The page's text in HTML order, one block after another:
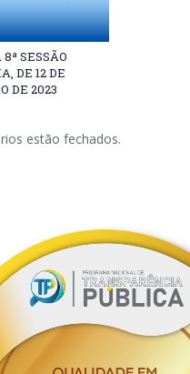
SESSÃO
DE 12 DE
DE 2023
estão fechados.